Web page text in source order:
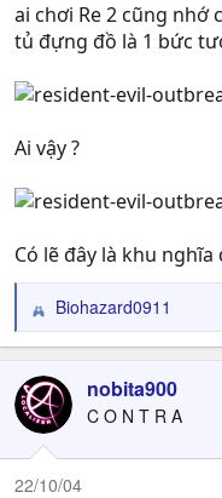
ai chơi Re 2 cũng nhớ
tủ đựng đồ là 1 bức
Ai vậy ?
Có lẽ đây là khu
R
e
c
t
i
o
n
Biohazard0911
nobita900
C O N T R A
22/10/04